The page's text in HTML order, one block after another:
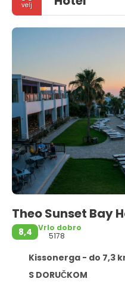
velj
Theo Sunset Bay
8,4
Vrlo dobro
5178
Kissonerga - do 7,3
S DORUČKOM